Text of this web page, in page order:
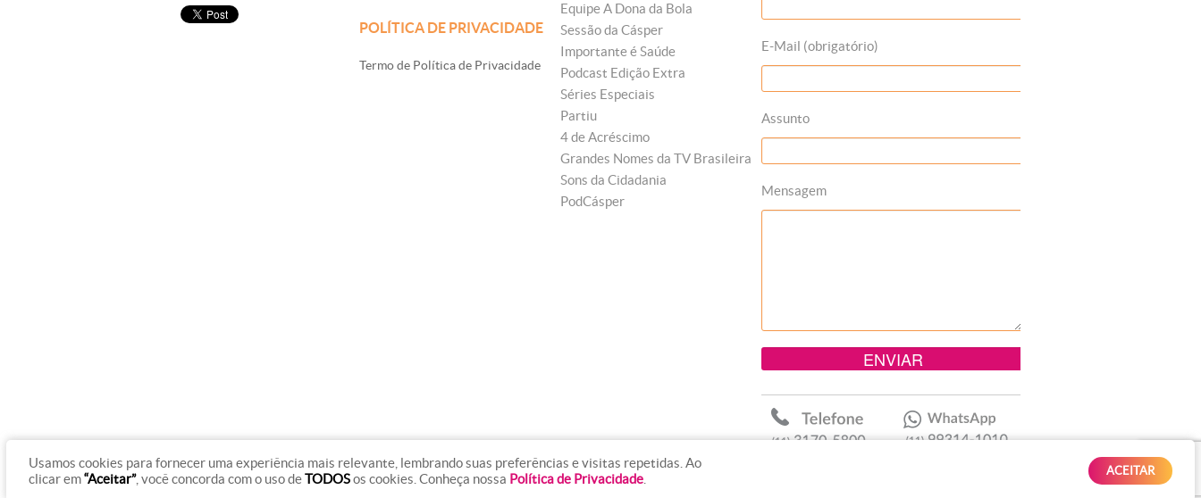
POLÍTICA DE PRIVACIDADE
Termo de Política de Privacidade
Equipe A Dona da Bola
Sessão da Cásper
Importante é Saúde
Podcast Edição Extra
Séries Especiais
Partiu
4 de Acréscimo
Grandes Nomes da TV Brasileira
Sons da Cidadania
PodCásper
E-Mail (obrigatório)
Assunto
Mensagem
© Copyright 2012 - 2026 Rádio Gazeta Online
Usamos cookies para fornecer uma experiência mais relevante, lembrando suas preferências e visitas repetidas. Ao
clicar em“Aceitar”, você concorda com o uso deTODOSos cookies. Conheça nossa Política de Privacidade.
ACEITAR